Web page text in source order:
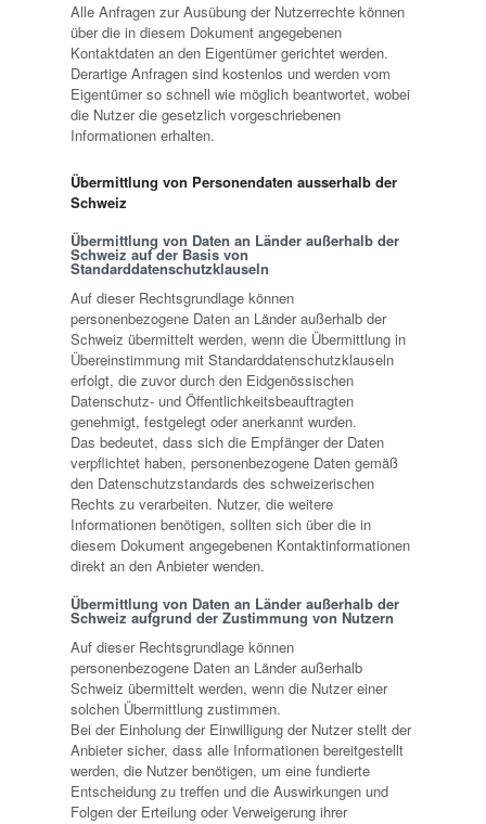
Alle Anfragen zur Ausübung der Nutzerrechte können
über die in diesem Dokument angegebenen
Kontaktdaten an den Eigentümer gerichtet werden.
Derartige Anfragen sind kostenlos und werden vom
Eigentümer so schnell wie möglich beantwortet, wobei
die Nutzer die gesetzlich vorgeschriebenen
Informationen erhalten.
Übermittlung von Personendaten ausserhalb der
Schweiz
Übermittlung von Daten an Länder außerhalb der
Schweiz auf der Basis von
Standarddatenschutzklauseln
Auf dieser Rechtsgrundlage können
personenbezogene Daten an Länder außerhalb der
Schweiz übermittelt werden, wenn die Übermittlung in
Übereinstimmung mit Standarddatenschutzklauseln
erfolgt, die zuvor durch den Eidgenössischen
Datenschutz- und Öffentlichkeitsbeauftragten
genehmigt, festgelegt oder anerkannt wurden.
Das bedeutet, dass sich die Empfänger der Daten
verpflichtet haben, personenbezogene Daten gemäß
den Datenschutzstandards des schweizerischen
Rechts zu verarbeiten. Nutzer, die weitere
Informationen benötigen, sollten sich über die in
diesem Dokument angegebenen Kontaktinformationen
direkt an den Anbieter wenden.
Übermittlung von Daten an Länder außerhalb der
Schweiz aufgrund der Zustimmung von Nutzern
Auf dieser Rechtsgrundlage können
personenbezogene Daten an Länder außerhalb
Schweiz übermittelt werden, wenn die Nutzer einer
solchen Übermittlung zustimmen.
Bei der Einholung der Einwilligung der Nutzer stellt der
Anbieter sicher, dass alle Informationen bereitgestellt
werden, die Nutzer benötigen, um eine fundierte
Entscheidung zu treffen und die Auswirkungen und
Folgen der Erteilung oder Verweigerung ihrer